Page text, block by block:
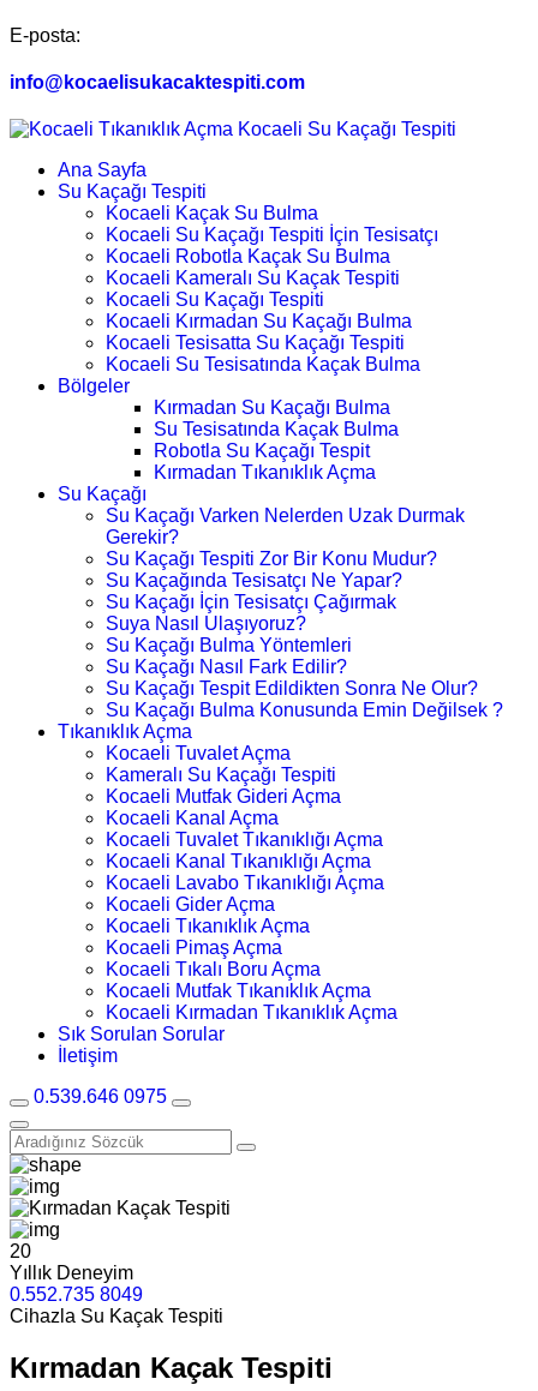
E-posta:
info@kocaelisukacaktespiti.com
Ana Sayfa
Su Kaçağı Tespiti
Kocaeli Kaçak Su Bulma
Kocaeli Su Kaçağı Tespiti İçin Tesisatçı
Kocaeli Robotla Kaçak Su Bulma
Kocaeli Kameralı Su Kaçak Tespiti
Kocaeli Su Kaçağı Tespiti
Kocaeli Kırmadan Su Kaçağı Bulma
Kocaeli Tesisatta Su Kaçağı Tespiti
Kocaeli Su Tesisatında Kaçak Bulma
Bölgeler
Kırmadan Su Kaçağı Bulma
Su Tesisatında Kaçak Bulma
Robotla Su Kaçağı Tespit
Kırmadan Tıkanıklık Açma
Su Kaçağı
Su Kaçağı Varken Nelerden Uzak Durmak
Gerekir?
Su Kaçağı Tespiti Zor Bir Konu Mudur?
Su Kaçağında Tesisatçı Ne Yapar?
Su Kaçağı İçin Tesisatçı Çağırmak
Suya Nasıl Ulaşıyoruz?
Su Kaçağı Bulma Yöntemleri
Su Kaçağı Nasıl Fark Edilir?
Su Kaçağı Tespit Edildikten Sonra Ne Olur?
Su Kaçağı Bulma Konusunda Emin Değilsek ?
Tıkanıklık Açma
Kocaeli Tuvalet Açma
Kameralı Su Kaçağı Tespiti
Kocaeli Mutfak Gideri Açma
Kocaeli Kanal Açma
Kocaeli Tuvalet Tıkanıklığı Açma
Kocaeli Kanal Tıkanıklığı Açma
Kocaeli Lavabo Tıkanıklığı Açma
Kocaeli Gider Açma
Kocaeli Tıkanıklık Açma
Kocaeli Pimaş Açma
Kocaeli Tıkalı Boru Açma
Kocaeli Mutfak Tıkanıklık Açma
Kocaeli Kırmadan Tıkanıklık Açma
Sık Sorulan Sorular
İletişim
0.539.646 0975
20
Yıllık Deneyim
0.552.735 8049
Cihazla Su Kaçak Tespiti
Kırmadan Kaçak Tespiti